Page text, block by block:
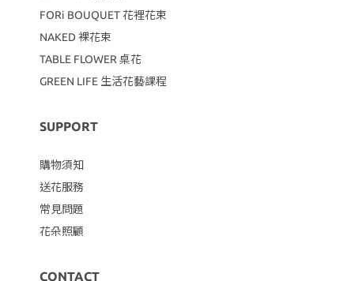
FORi BOUQUET 花裡花束
NAKED 裸花束
TABLE FLOWER 桌花
GREEN LIFE 生活花藝課程
SUPPORT
購物須知
送花服務
常見問題
花朵照顧
CONTACT